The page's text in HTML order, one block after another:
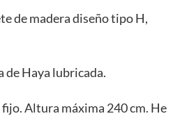
de madera diseño tipo H,
de Haya lubricada.
Altura máxima 240 cm. He